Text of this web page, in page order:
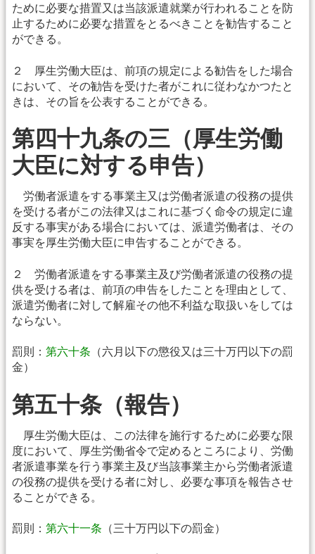
ために必要な措置又は当該派遣就業が行われることを防
止するために必要な措置をとるべきことを勧告すること
ができる。
２ 厚生労働大臣は、前項の規定による勧告をした場合
において、その勧告を受けた者がこれに従わなかつたと
きは、その旨を公表することができる。
第四十九条の三（厚生労働
大臣に対する申告）
労働者派遣をする事業主又は労働者派遣の役務の提供
を受ける者がこの法律又はこれに基づく命令の規定に違
反する事実がある場合においては、派遣労働者は、その
事実を厚生労働大臣に申告することができる。
２ 労働者派遣をする事業主及び労働者派遣の役務の提
供を受ける者は、前項の申告をしたことを理由として、
派遣労働者に対して解雇その他不利益な取扱いをしては
ならない。
罰則： 第六十条 （六月以下の懲役又は三十万円以下の罰
金）
第五十条（報告）
厚生労働大臣は、この法律を施行するために必要な限
度において、厚生労働省令で定めるところにより、労働
者派遣事業を行う事業主及び当該事業主から労働者派遣
の役務の提供を受ける者に対し、必要な事項を報告させ
ることができる。
罰則： 第六十一条 （三十万円以下の罰金）